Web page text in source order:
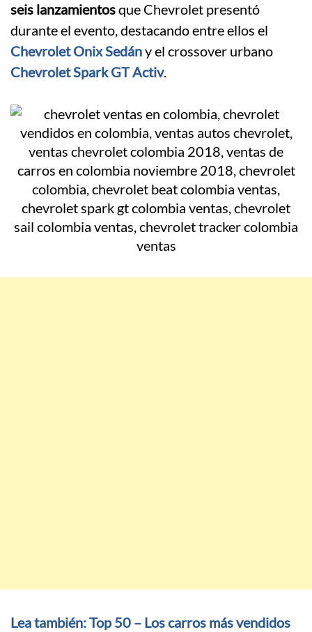
seis lanzamientosque Chevrolet presentó
durante el evento, destacando entre ellos el
Chevrolet Onix Sedány el crossover urbano
Chevrolet Spark GT Activ.
Lea también: Top 50 – Los carros más vendidos